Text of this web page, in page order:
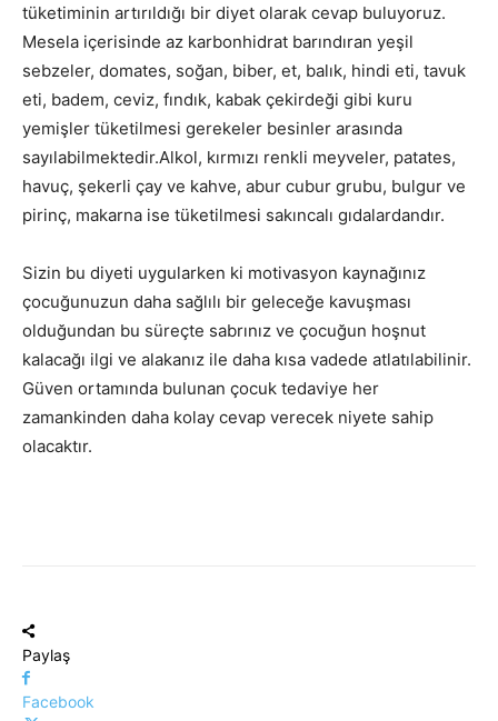
tüketiminin artırıldığı bir diyet olarak cevap buluyoruz.
Mesela içerisinde az karbonhidrat barındıran yeşil
sebzeler, domates, soğan, biber, et, balık, hindi eti, tavuk
eti, badem, ceviz, fındık, kabak çekirdeği gibi kuru
yemişler tüketilmesi gerekeler besinler arasında
sayılabilmektedir.Alkol, kırmızı renkli meyveler, patates,
havuç, şekerli çay ve kahve, abur cubur grubu, bulgur ve
pirinç, makarna ise tüketilmesi sakıncalı gıdalardandır.
Sizin bu diyeti uygularken ki motivasyon kaynağınız
çocuğunuzun daha sağlılı bir geleceğe kavuşması
olduğundan bu süreçte sabrınız ve çocuğun hoşnut
kalacağı ilgi ve alakanız ile daha kısa vadede atlatılabilinir.
Güven ortamında bulunan çocuk tedaviye her
zamankinden daha kolay cevap verecek niyete sahip
olacaktır.
Paylaş
Facebook